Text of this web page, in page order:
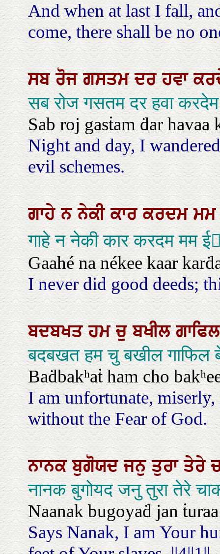
And when at last I fall,
come, there shall be no
ਸਬਰੋਜਗਸਤਮਦਰਹਵਾ
सब रोज गसतम दर हवा
Sab roj gasṫam ḋar havaa
Night and day, I
evil schemes.
ਗਾਹੇਨਨੇਕੀਕਾਰਕਰਦਮ
गाहे न नेकी कार करदम मम
Gaahé na nékee kaar
I never did good deeds;
ਬਦਬਖਤਹਮਚੁਬਖੀਲ
बदबखत हम चु बखील गाफिल
Baḋbakʰaṫ ham cho
I am unfortunate, miserly,
without the Fear of God.
ਨਾਨਕਬੁਗੋਯਦਜਨੁਤੁਰਾਤੇਰੇ
नानक बुगोयद जनु तुरा तेरे
Naanak bugoyaḋ jan ṫuraa
Says Nanak, I am Your